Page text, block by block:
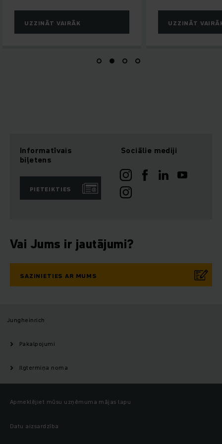
UZZINĀT VAIRĀK UZZINĀT
Informatīvais
biļetens
PIETEIKTIES
Sociālie mediji
Vai Jums ir jautājumi?
SAZINIETIES AR MUMS
Jungheinrich
Pakalpojumi
Ilgtermiņa noma
Apmeklējiet mūsu uzņēmuma mājas lapu
Datu aizsardzība